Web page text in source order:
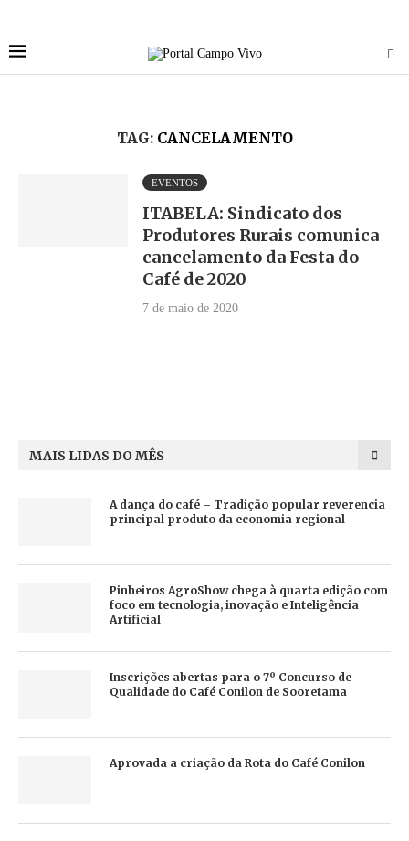
TAG: CANCELAMENTO
EVENTOS
ITABELA: Sindicato dos
Produtores Rurais comunica
cancelamento da Festa do
Café de 2020
7 de maio de 2020
MAIS LIDAS DO MÊS
A dança do café – Tradição popular reverencia
principal produto da economia regional
Pinheiros AgroShow chega à quarta edição com
foco em tecnologia, inovação e Inteligência
Artificial
Inscrições abertas para o 7º Concurso de
Qualidade do Café Conilon de Sooretama
Aprovada a criação da Rota do Café Conilon